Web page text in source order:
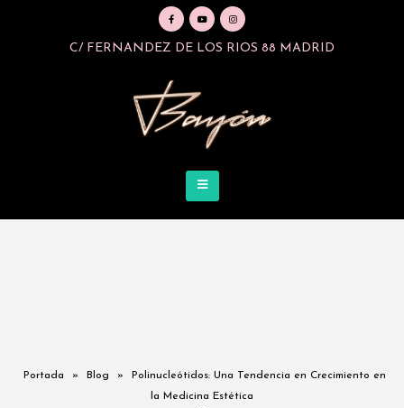
C/ FERNANDEZ DE LOS RIOS 88 MADRID
Portada » Blog »
Polinucleótidos: Una Tendencia en Crecimiento en
la Medicina Estética